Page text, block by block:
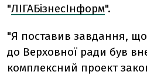
"ЛІГАБізнесІнформ".
"Я поставив завдання,
до Верховної ради був
комплексний проект